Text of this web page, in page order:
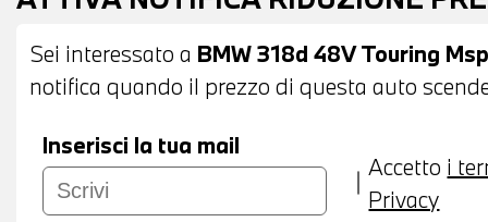
MULTIFUNZIONE - CRUISE CONTROL -
ACTIVE GUARD - BMW LIVE COCKPIT
DIGITALE DAB - CHIAMATA DI EMERGENZA
AUTOMATICO BIZONA - BRACCIOLO
AUTOANABBAGLIANTE - SEDILI
POSSIBILITA' DI PROVA - POSSIBILITA' DI
FINANZIAMENTO ANCHE PER L'INTERO
Sei interessato a BMW 318d 48V Touring
notifica quando il prezzo di questa auto
Inserisci la tua mail
Accetto i
Privacy